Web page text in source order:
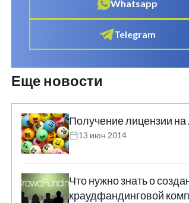
Whatsapp
Telegram
Еще новости
Получение лицензии
13 июн 2014
Что нужно знать о
краудфандинговой